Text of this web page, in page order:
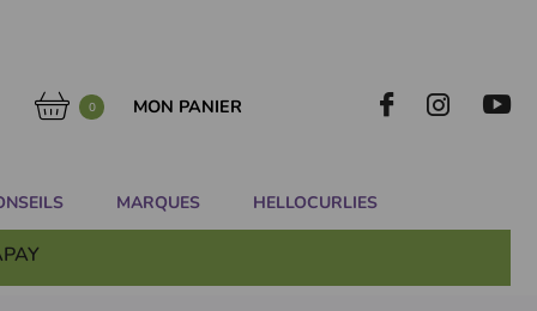
0 MON PANIER
MARQUES HELLOCURLIES